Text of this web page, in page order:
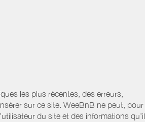
les plus récentes, des erreurs,
sur ce site. WeeBnB ne peut, pour
du site et des informations qu’il